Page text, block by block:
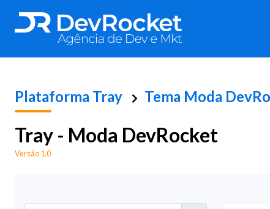
Plataforma Tray Tema Moda
Tray - Moda DevRocket
Versão 1.0